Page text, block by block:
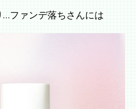
ファンデ落ちさんには